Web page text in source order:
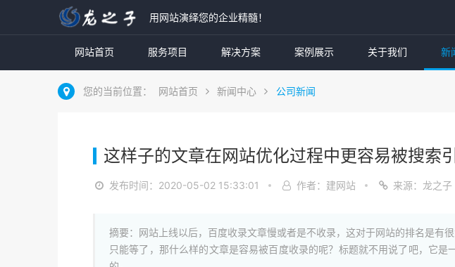
用网站演绎您的企业精髓！
网站首页 服务项目 解决方案 案例展示 关于我们 新
您的当前位置： 网站首页 新闻中心 公司新闻
这样子的文章在网站优化过程中更容易被搜索
发布时间：2020-05-02 15:33:01 作者：建网站 来源：龙之子
摘要：网站上线以后，百度收录文章慢或者是不收录，这对于网站的排名是有
只能等了，那什么样的文章是容易被百度收录的呢？标题就不用说了吧，它